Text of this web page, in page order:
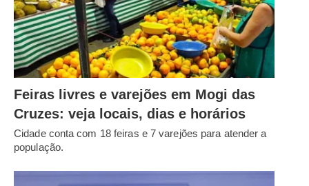
Feiras livres e varejões em Mogi das
Cruzes: veja locais, dias e horários
Cidade conta com 18 feiras e 7 varejões para atender a
população.